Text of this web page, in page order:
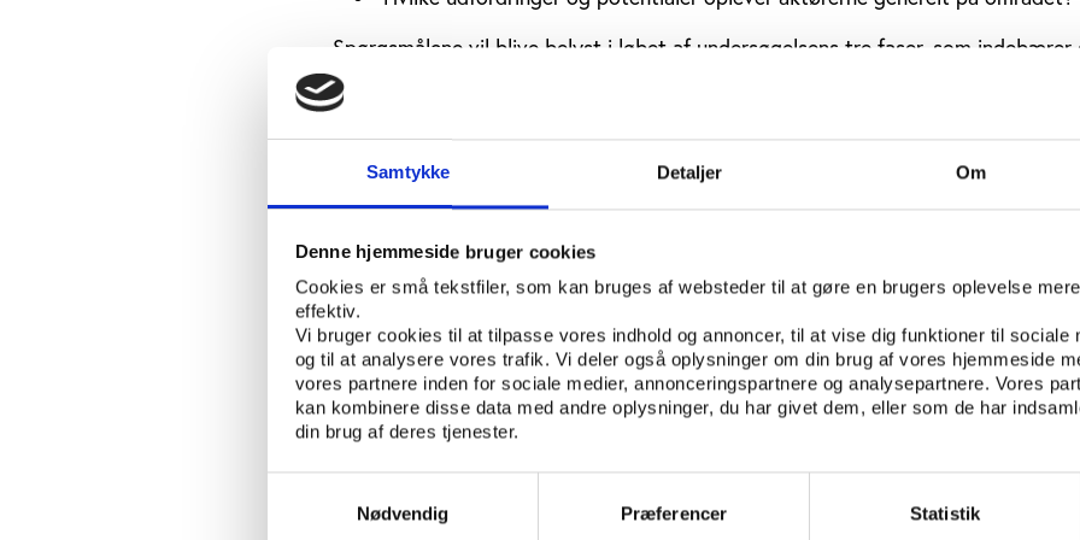
Samtykke Detaljer Om
Denne hjemmeside bruger cookies
Cookies er små tekstfiler, som kan bruges af websteder til at gøre en brugers oplevelse mere
effektiv.
Vi bruger cookies til at tilpasse vores indhold og annoncer, til at vise dig funktioner til sociale
og til at analysere vores trafik. Vi deler også oplysninger om din brug af vores hjemmeside
vores partnere inden for sociale medier, annonceringspartnere og analysepartnere. Vores
kan kombinere disse data med andre oplysninger, du har givet dem, eller som de har
din brug af deres tjenester.
Nødvendig
Præferencer Statistik
Spørgsmålene vil blive belyst i løbet af undersøgelsens tre faser, som indebærer
kortlægning af amatørkulturen i Aarhus Kommune, en foreningsundersøgelse og
workshopdag.
Kulturforvaltningen samt desk research og onlinesøgninger på amatørkulturelle
kommunen. Vifo vil også supplere kortlægningen med kvalitative interviews
på området, herunder repræsentanter fra Samrådet for Amatørkultur i Aarhus,
Ungdomskulturhuset UKH, musikskolen og ungdomsskolen.
Foreningsundersøgelsen består af et spørgeskema, der sendes ud til de
foreninger i Aarhus Kommune. Denne del af undersøgelsen skal give et indblik i
foreningers aktiviteter, deres karakteristika, rammer og vilkår i Aarhus
Da et vigtigt fokus i undersøgelsen er at styrke netværket mellem aktørerne på
og pege på muligheder for udvikling, bliver data fra kortlægningen og
foreningsundersøgelsen suppleret af en workshopdag, hvor centrale aktører og
inviteres til at deltage.